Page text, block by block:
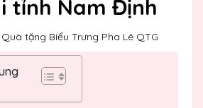
tỉnh Nam Định
Quà tặng Biểu Trưng Pha Lê QTG